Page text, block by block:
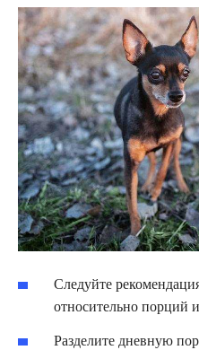
Следуйте
относительно порций
Разделите дневную